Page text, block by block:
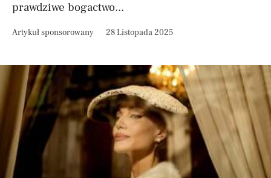
prawdziwe bogactwo...
Artykuł sponsorowany 28 Listopada 2025